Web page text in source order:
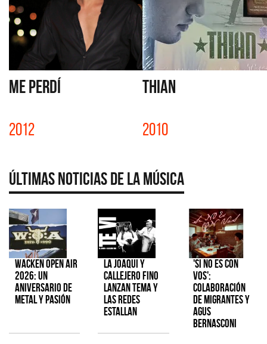
ME PERDÍ
2012
THIAN
2010
Últimas Noticias de la Música
Wacken Open Air
2026: Un
aniversario de
metal y pasión
La Joaqui y
Callejero Fino
lanzan tema y
las redes
estallan
'Si No Es Con
Vos':
colaboración
de Migrantes y
Agus
Bernasconi